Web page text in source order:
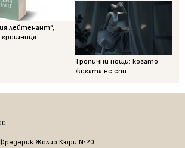
лейтенант“,
грешница
Тропични нощи: когато
жегата не спи
Жолио Кюри №20